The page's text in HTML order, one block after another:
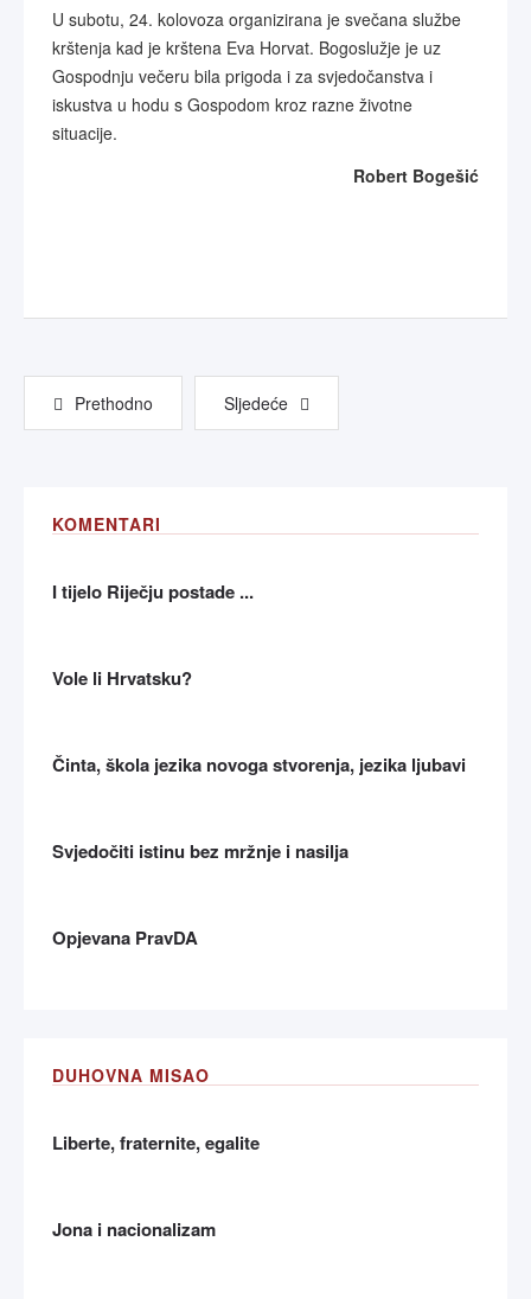
U subotu, 24. kolovoza organizirana je svečana službe
krštenja kad je krštena Eva Horvat. Bogoslužje je uz
Gospodnju večeru bila prigoda i za svjedočanstva i
iskustva u hodu s Gospodom kroz razne životne
situacije.
Robert Bogešić
Prethodno Sljedeće
KOMENTARI
I tijelo Riječju postade ...
Vole li Hrvatsku?
Činta, škola jezika novoga stvorenja, jezika ljubavi
Svjedočiti istinu bez mržnje i nasilja
Opjevana PravDA
DUHOVNA MISAO
Liberte, fraternite, egalite
Jona i nacionalizam